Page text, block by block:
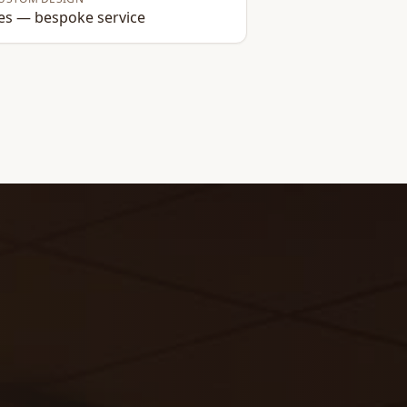
— bespoke service